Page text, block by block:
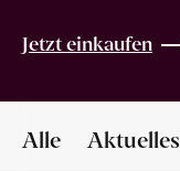
Jetzt einkaufen
Alle Aktuelles